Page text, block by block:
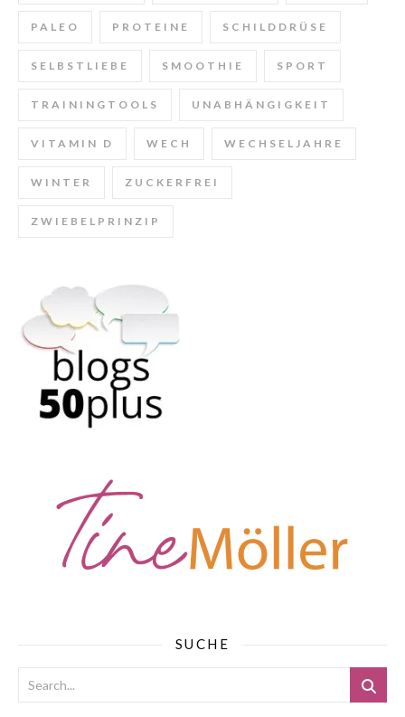
PALEO PROTEINE SCHILDDRÜSE
SELBSTLIEBE SMOOTHIE SPORT
TRAININGTOOLS UNABHÄNGIGKEIT
VITAMIN D WECH WECHSELJAHRE
WINTER ZUCKERFREI
ZWIEBELPRINZIP
SUCHE